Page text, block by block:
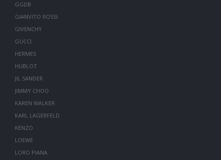
GGDB
GIANVITO ROSSI
GIVENCHY
GUCCI
HERMES
HUBLOT
JIL SANDER
JIMMY CHOO
KAREN WALKER
KARL LAGERFELD
KENZO
LOEWE
LORO PIANA